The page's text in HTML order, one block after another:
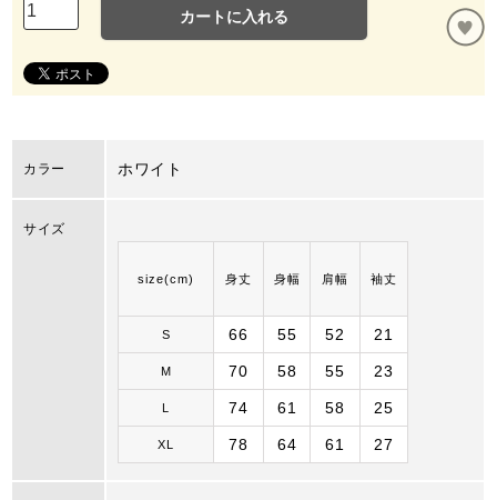
カートに入れる
カラー ホワイト
サイズ
size(cm) 身丈 身幅 肩幅 袖丈
S 66 55 52 21
M 70 58 55 23
L 74 61 58 25
XL 78 64 61 27